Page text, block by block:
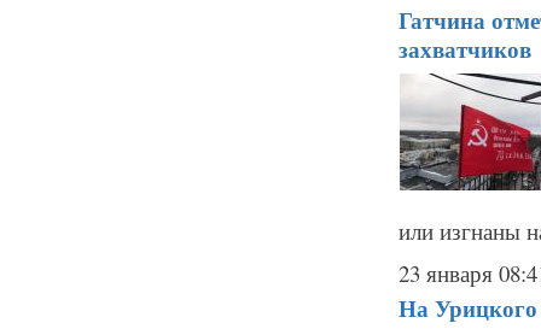
Гатчина
захватчиков
или изгнаны
23 января
На Урицкого